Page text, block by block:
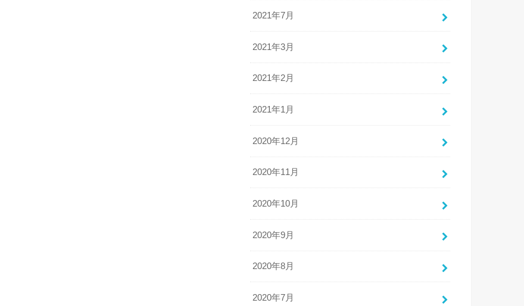
2021年7月
2021年3月
2021年2月
2021年1月
2020年12月
2020年11月
2020年10月
2020年9月
2020年8月
2020年7月